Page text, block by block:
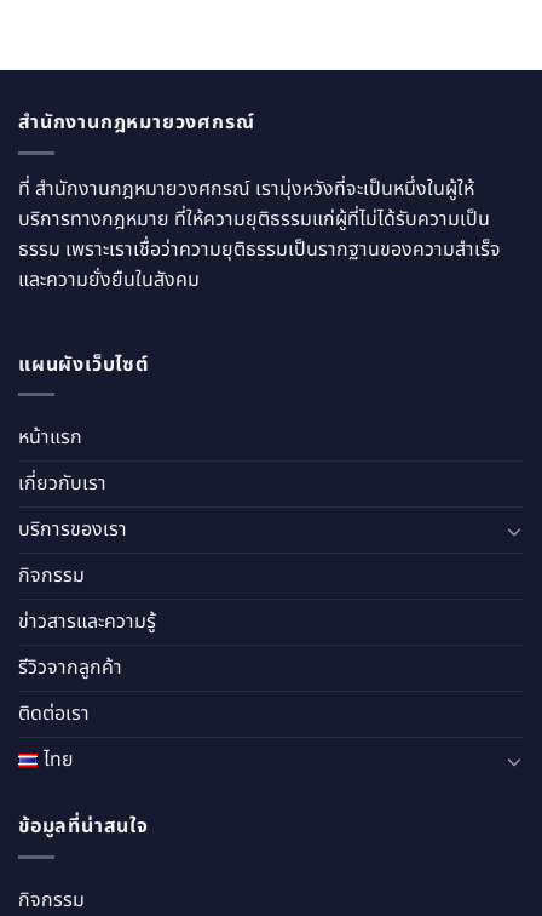
สำนักงานกฎหมายวงศกรณ์
ที่ สำนักงานกฎหมายวงศกรณ์ เรามุ่งหวังที่จะเป็นหนึ่งในผู้ให้
บริการทางกฎหมาย ที่ให้ความยุติธรรมแก่ผู้ที่ไม่ได้รับความเป็น
ธรรม เพราะเราเชื่อว่าความยุติธรรมเป็นรากฐานของความสำเร็จ
และความยั่งยืนในสังคม
แผนผังเว็บไซต์
หน้าแรก
เกี่ยวกับเรา
บริการของเรา
กิจกรรม
ข่าวสารและความรู้
รีวิวจากลูกค้า
ติดต่อเรา
ไทย
ข้อมูลที่น่าสนใจ
กิจกรรม